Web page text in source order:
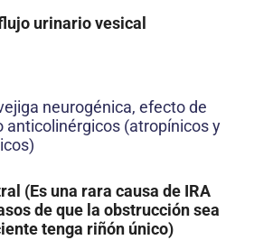
urinario vesical
neurogénica, efecto de
anticolinérgicos (atropínicos y
(Es una rara causa de IRA
de que la obstrucción sea
tenga riñón único)